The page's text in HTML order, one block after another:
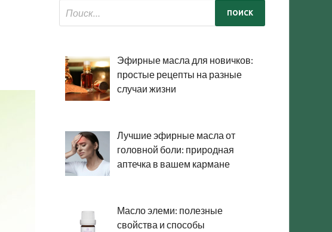
Эфирные масла для новичков:
простые рецепты на разные
случаи жизни
Лучшие эфирные масла от
головной боли: природная
аптечка в вашем кармане
Масло элеми: полезные
свойства и способы